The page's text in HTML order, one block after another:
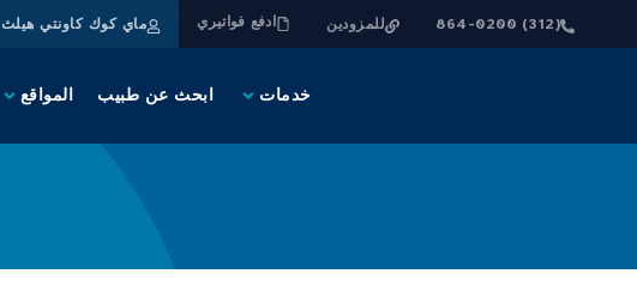
(312) 864-0200 للمزودين ادفع فواتيري ماي كوك كاونتي هيلث
خدمات ابحث عن طبيب المواقع